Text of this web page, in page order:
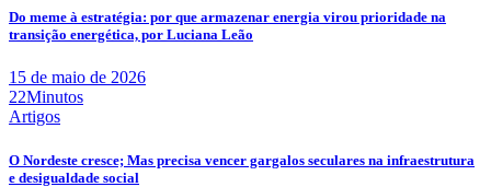
Do meme à estratégia: por que armazenar energia virou prioridade na
transição energética, por Luciana Leão
15 de maio de 2026
22Minutos
Artigos
O Nordeste cresce; Mas precisa vencer gargalos seculares na infraestrutura
e desigualdade social